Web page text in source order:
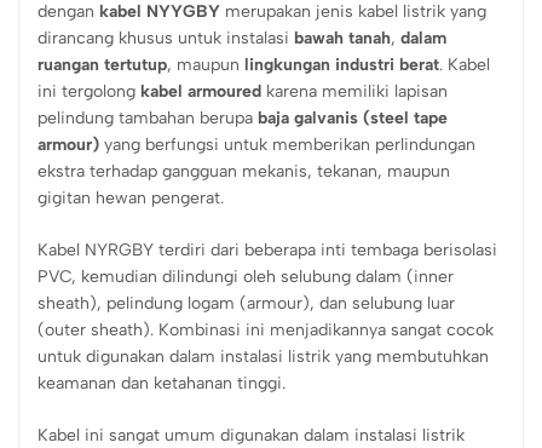
dengan kabel NYYGBY merupakan jenis kabel listrik yang
dirancang khusus untuk instalasi bawah tanah, dalam
ruangan tertutup, maupun lingkungan industri berat. Kabel
ini tergolong kabel armoured karena memiliki lapisan
pelindung tambahan berupa baja galvanis (steel tape
armour) yang berfungsi untuk memberikan perlindungan
ekstra terhadap gangguan mekanis, tekanan, maupun
gigitan hewan pengerat.
Kabel NYRGBY terdiri dari beberapa inti tembaga berisolasi
PVC, kemudian dilindungi oleh selubung dalam (inner
sheath), pelindung logam (armour), dan selubung luar
(outer sheath). Kombinasi ini menjadikannya sangat cocok
untuk digunakan dalam instalasi listrik yang membutuhkan
keamanan dan ketahanan tinggi.
Kabel ini sangat umum digunakan dalam instalasi listrik